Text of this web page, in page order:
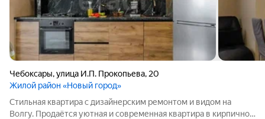
Чебоксары,улица И.П. Прокопьева, 20
Жилой район «Новый город»
Стильная квартира с дизайнерским ремонтом и видом на
Волгу. Продаётся уютная и современная квартира в кирпичном